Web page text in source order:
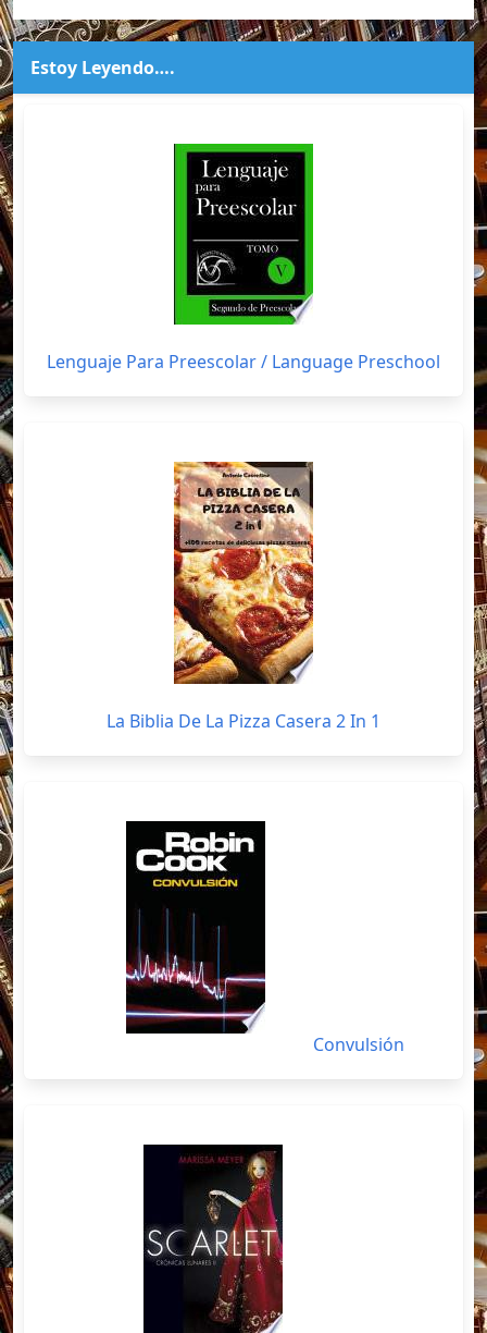
Estoy Leyendo….
Lenguaje Para Preescolar / Language Preschool
La Biblia De La Pizza Casera 2 In 1
Convulsión